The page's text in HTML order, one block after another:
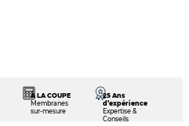
À LA COUPE
Membranes
sur-mesure
25 Ans
d’expérience
Expertise &
Conseils